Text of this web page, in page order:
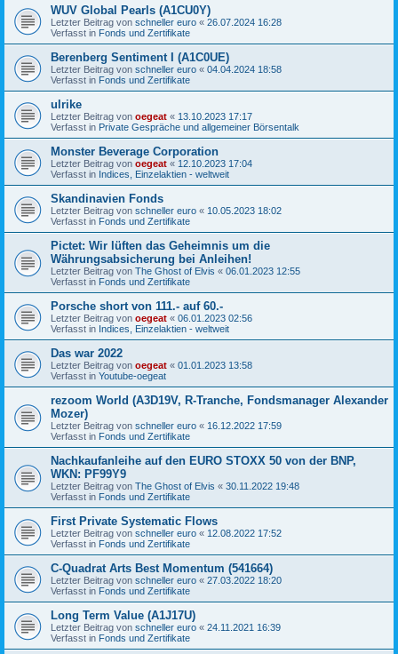
WUV Global Pearls (A1CU0Y)
Letzter Beitrag von schneller euro « 26.07.2024 16:28
Verfasst in Fonds und Zertifikate
Berenberg Sentiment I (A1C0UE)
Letzter Beitrag von schneller euro « 04.04.2024 18:58
Verfasst in Fonds und Zertifikate
ulrike
Letzter Beitrag von oegeat « 13.10.2023 17:17
Verfasst in Private Gespräche und allgemeiner Börsentalk
Monster Beverage Corporation
Letzter Beitrag von oegeat « 12.10.2023 17:04
Verfasst in Indices, Einzelaktien - weltweit
Skandinavien Fonds
Letzter Beitrag von schneller euro « 10.05.2023 18:02
Verfasst in Fonds und Zertifikate
Pictet: Wir lüften das Geheimnis um die
Währungsabsicherung bei Anleihen!
Letzter Beitrag von The Ghost of Elvis « 06.01.2023 12:55
Verfasst in Fonds und Zertifikate
Porsche short von 111.- auf 60.-
Letzter Beitrag von oegeat « 06.01.2023 02:56
Verfasst in Indices, Einzelaktien - weltweit
Das war 2022
Letzter Beitrag von oegeat « 01.01.2023 13:58
Verfasst in Youtube-oegeat
rezoom World (A3D19V, R-Tranche, Fondsmanager Alexander
Mozer)
Letzter Beitrag von schneller euro « 16.12.2022 17:59
Verfasst in Fonds und Zertifikate
Nachkaufanleihe auf den EURO STOXX 50 von der BNP,
WKN: PF99Y9
Letzter Beitrag von The Ghost of Elvis « 30.11.2022 19:48
Verfasst in Fonds und Zertifikate
First Private Systematic Flows
Letzter Beitrag von schneller euro « 12.08.2022 17:52
Verfasst in Fonds und Zertifikate
C-Quadrat Arts Best Momentum (541664)
Letzter Beitrag von schneller euro « 27.03.2022 18:20
Verfasst in Fonds und Zertifikate
Long Term Value (A1J17U)
Letzter Beitrag von schneller euro « 24.11.2021 16:39
Verfasst in Fonds und Zertifikate